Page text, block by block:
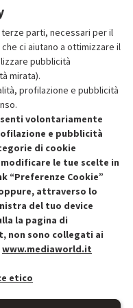
ricondizionato.
Recedere dal contratto qui
parti, necessari per il
ci aiutano a ottimizzare il
pubblicità
mirata).
profilazione e pubblicità
volontariamente
e pubblicità
di cookie
le tue scelte in
“Preferenze Cookie”
attraverso lo
del tuo device
la pagina di
non sono collegati ai
www.mediaworld.it
etico